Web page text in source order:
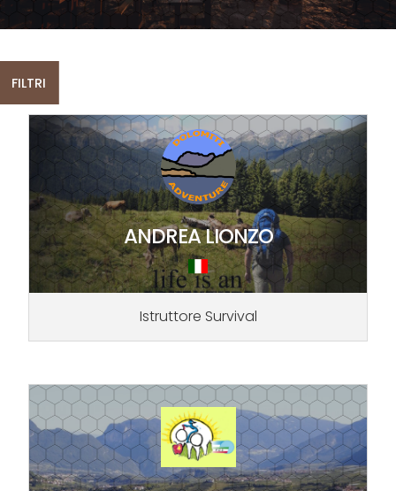
FILTRI
ANDREA LIONZO
Istruttore Survival